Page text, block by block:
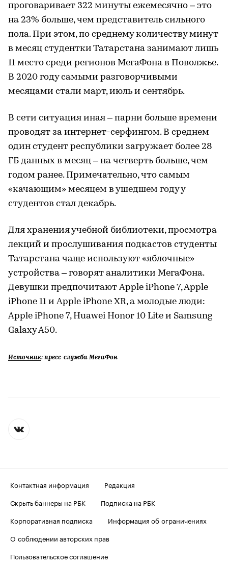
проговаривает 322 минуты ежемесячно – это
на 23% больше, чем представитель сильного
пола. При этом, по среднему количеству минут
в месяц студентки Татарстана занимают лишь
11 место среди регионов МегаФона в Поволжье.
В 2020 году самыми разговорчивыми
месяцами стали март, июль и сентябрь.
В сети ситуация иная – парни больше времени
проводят за интернет-серфингом. В среднем
один студент республики загружает более 28
ГБ данных в месяц – на четверть больше, чем
годом ранее. Примечательно, что самым
«качающим» месяцем в ушедшем году у
студентов стал декабрь.
Для хранения учебной библиотеки, просмотра
лекций и прослушивания подкастов студенты
Татарстана чаще используют «яблочные»
устройства – говорят аналитики МегаФона.
Девушки предпочитают Apple iPhone 7, Apple
iPhone 11 и Apple iPhone XR, а молодые люди:
Apple iPhone 7, Huawei Honor 10 Lite и Samsung
Galaxy A50.
Источник: пресс-служба МегаФон
Контактная информация
Редакция
Скрыть баннеры на РБК
Подписка на РБК
Корпоративная подписка
Информация об ограничениях
О соблюдении авторских прав
Пользовательское соглашение